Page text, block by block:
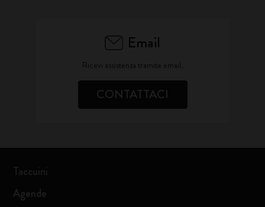
Email
Ricevi assistenza tramite email.
CONTATTACI
Taccuini
Agende